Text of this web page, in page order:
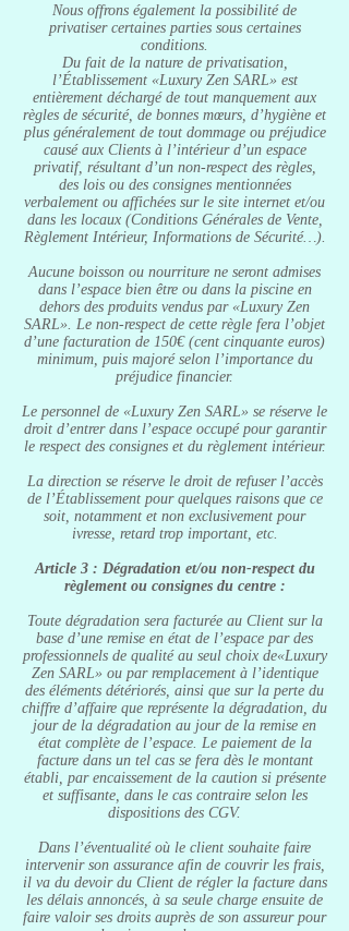
Nous offrons également la possibilité de
privatiser certaines parties sous certaines
conditions.
Du fait de la nature de privatisation,
l’Établissement «Luxury Zen SARL» est
entièrement déchargé de tout manquement aux
règles de sécurité, de bonnes mœurs, d’hygiène et
plus généralement de tout dommage ou préjudice
causé aux Clients à l’intérieur d’un espace
privatif, résultant d’un non-respect des règles,
des lois ou des consignes mentionnées
verbalement ou affichées sur le site internet et/ou
dans les locaux (Conditions Générales de Vente,
Règlement Intérieur, Informations de Sécurité…).
Aucune boisson ou nourriture ne seront admises
dans l’espace bien être ou dans la piscine en
dehors des produits vendus par «Luxury Zen
SARL». Le non-respect de cette règle fera l’objet
d’une facturation de 150€ (cent cinquante euros)
minimum, puis majoré selon l’importance du
préjudice financier.
Le personnel de «Luxury Zen SARL» se réserve le
droit d’entrer dans l’espace occupé pour garantir
le respect des consignes et du règlement intérieur.
La direction se réserve le droit de refuser l’accès
de l’Établissement pour quelques raisons que ce
soit, notamment et non exclusivement pour
ivresse, retard trop important, etc.
Article 3 : Dégradation et/ou non-respect du
règlement ou consignes du centre :
Toute dégradation sera facturée au Client sur la
base d’une remise en état de l’espace par des
professionnels de qualité au seul choix de«Luxury
Zen SARL» ou par remplacement à l’identique
des éléments détériorés, ainsi que sur la perte du
chiffre d’affaire que représente la dégradation, du
jour de la dégradation au jour de la remise en
état complète de l’espace. Le paiement de la
facture dans un tel cas se fera dès le montant
établi, par encaissement de la caution si présente
et suffisante, dans le cas contraire selon les
dispositions des CGV.
Dans l’éventualité où le client souhaite faire
intervenir son assurance afin de couvrir les frais,
il va du devoir du Client de régler la facture dans
les délais annoncés, à sa seule charge ensuite de
faire valoir ses droits auprès de son assureur pour